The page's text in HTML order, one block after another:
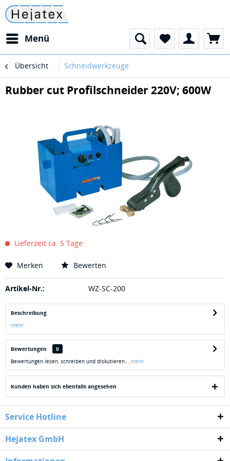
Menü
Übersicht Schneidwerkzeuge
Rubber cut Profilschneider 220V; 600W
Lieferzeit ca. 5 Tage
Merken Bewerten
Artikel-Nr.: WZ-SC-200
Beschreibung
mehr
Bewertungen
0
Bewertungen lesen, schreiben und diskutieren... mehr
Kunden haben sich ebenfalls angesehen
Service Hotline
Hejatex GmbH